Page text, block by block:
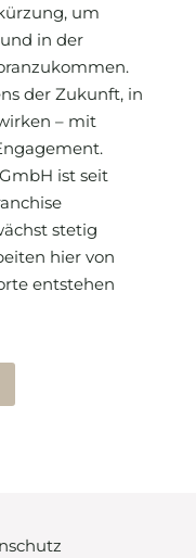
um
in der
der Zukunft, in
– mit
ist seit
stetig
hier von
entstehen